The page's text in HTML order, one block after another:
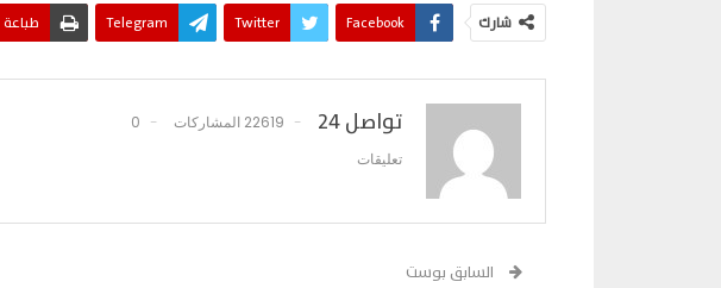
شارك Facebook
Twitter
Telegram طباعة
تواصل 24 22619 المشاركات
0
تعليقات
السابق بوست